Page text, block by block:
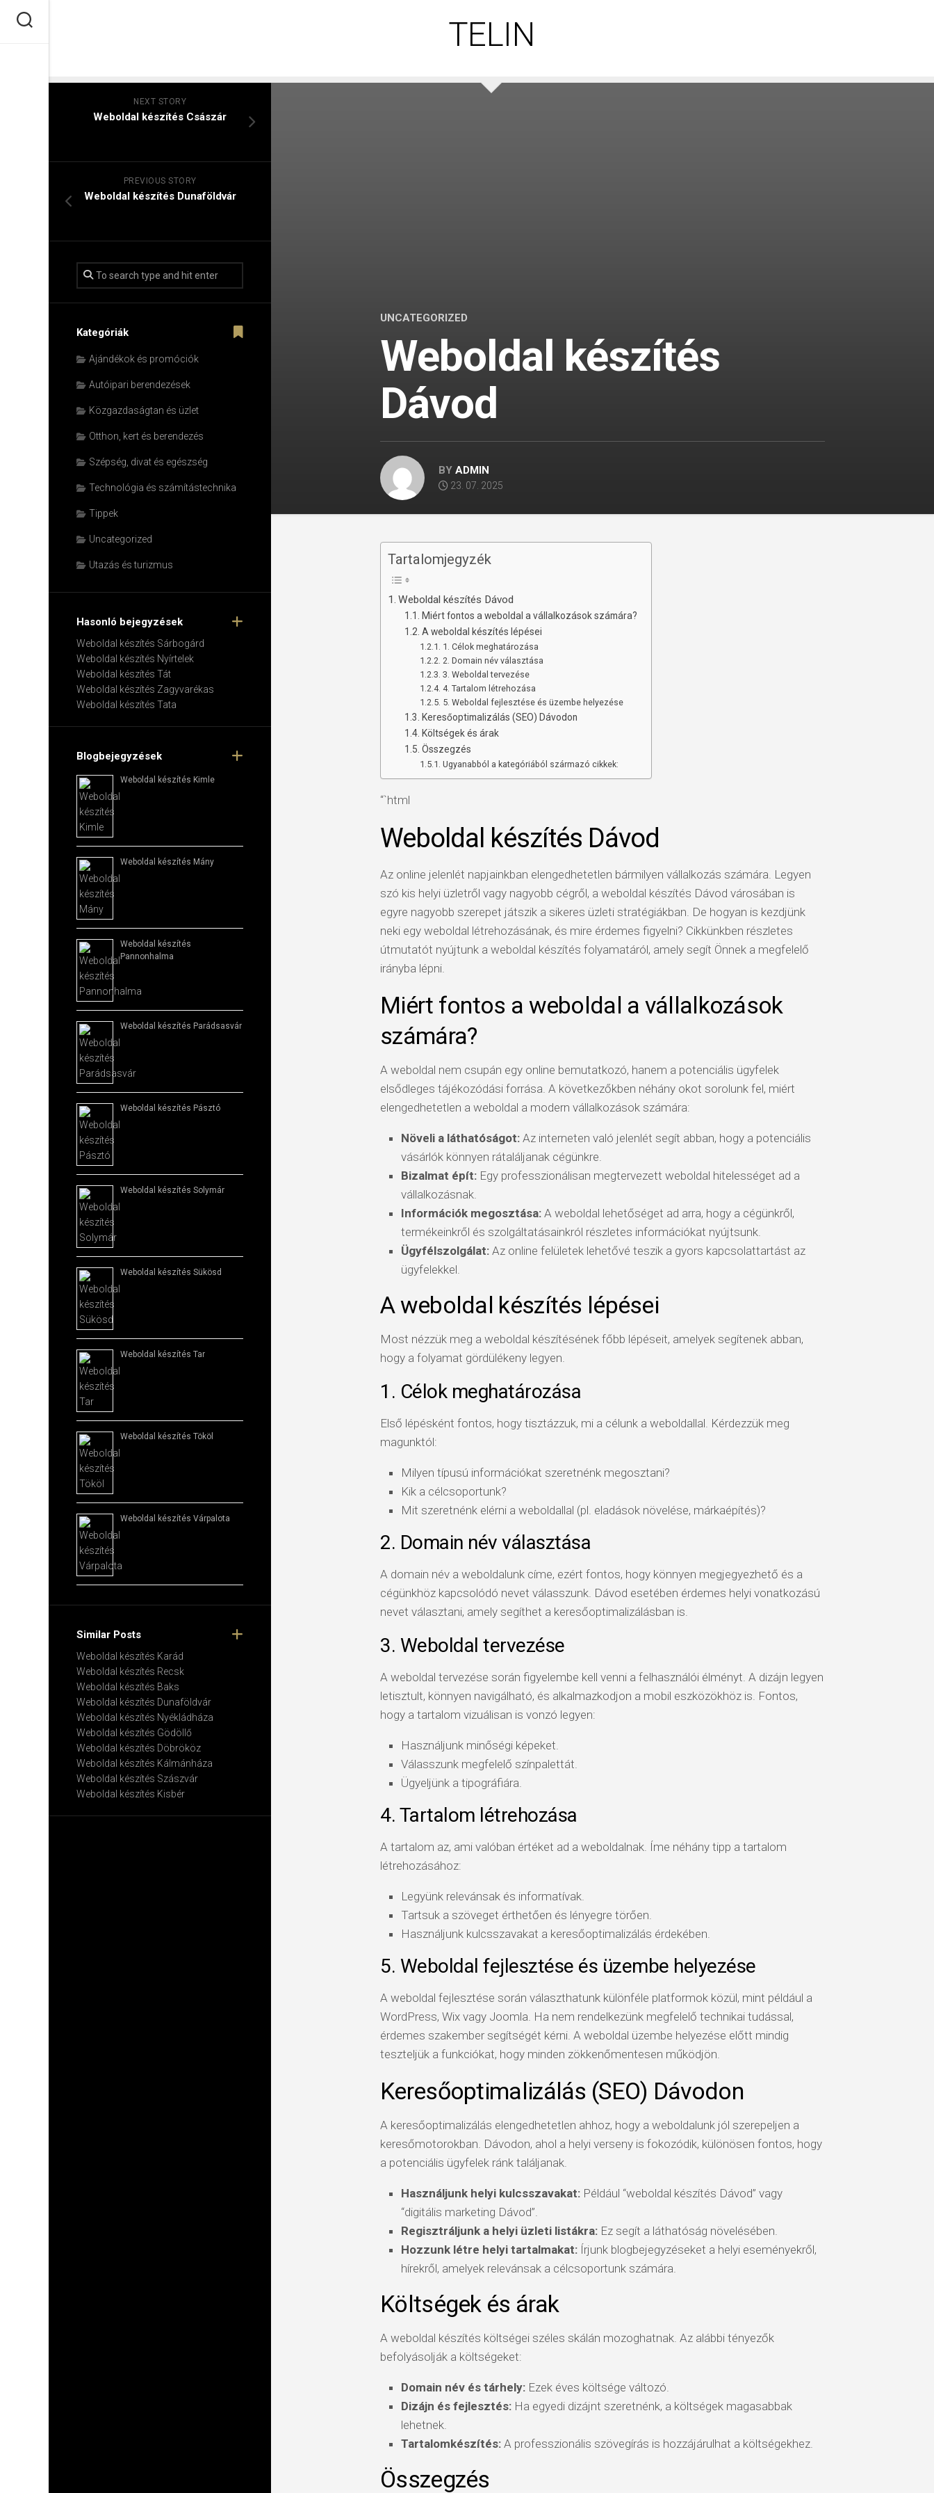
TELIN
UNCATEGORIZED
Weboldal készítés​
Dávod
BY ADMIN
23. 07. 2025
Tartalomjegyzék
Weboldal készítés Dávod
Miért fontos a weboldal a vállalkozások számára?
A weboldal készítés lépései
1. Célok meghatározása
2. Domain név választása
3. Weboldal tervezése
4. Tartalom létrehozása
5. Weboldal fejlesztése és üzembe helyezése
Keresőoptimalizálás (SEO) Dávodon
Költségek és árak
Összegzés
Ugyanabból a kategóriából származó cikkek:
“`html
Weboldal készítés Dávod
Az online jelenlét napjainkban elengedhetetlen bármilyen vállalkozás számára. Legyen
szó kis helyi üzletről vagy nagyobb cégről, a weboldal készítés Dávod városában is
egyre nagyobb szerepet játszik a sikeres üzleti stratégiákban. De hogyan is kezdjünk
neki egy weboldal létrehozásának, és mire érdemes figyelni? Cikkünkben részletes
útmutatót nyújtunk a weboldal készítés folyamatáról, amely segít Önnek a megfelelő
irányba lépni.
Miért fontos a weboldal a vállalkozások
számára?
A weboldal nem csupán egy online bemutatkozó, hanem a potenciális ügyfelek
elsődleges tájékozódási forrása. A következőkben néhány okot sorolunk fel, miért
elengedhetetlen a weboldal a modern vállalkozások számára:
Növeli a láthatóságot: Az interneten való jelenlét segít abban, hogy a potenciális
vásárlók könnyen rátaláljanak cégünkre.
Bizalmat épít: Egy professzionálisan megtervezett weboldal hitelességet ad a
vállalkozásnak.
Információk megosztása: A weboldal lehetőséget ad arra, hogy a cégünkről,
termékeinkről és szolgáltatásainkról részletes információkat nyújtsunk.
Ügyfélszolgálat: Az online felületek lehetővé teszik a gyors kapcsolattartást az
ügyfelekkel.
A weboldal készítés lépései
Most nézzük meg a weboldal készítésének főbb lépéseit, amelyek segítenek abban,
hogy a folyamat gördülékeny legyen.
1. Célok meghatározása
Első lépésként fontos, hogy tisztázzuk, mi a célunk a weboldallal. Kérdezzük meg
magunktól:
Milyen típusú információkat szeretnénk megosztani?
Kik a célcsoportunk?
Mit szeretnénk elérni a weboldallal (pl. eladások növelése, márkaépítés)?
2. Domain név választása
A domain név a weboldalunk címe, ezért fontos, hogy könnyen megjegyezhető és a
cégünkhöz kapcsolódó nevet válasszunk. Dávod esetében érdemes helyi vonatkozású
nevet választani, amely segíthet a keresőoptimalizálásban is.
3. Weboldal tervezése
A weboldal tervezése során figyelembe kell venni a felhasználói élményt. A dizájn legyen
letisztult, könnyen navigálható, és alkalmazkodjon a mobil eszközökhöz is. Fontos,
hogy a tartalom vizuálisan is vonzó legyen:
Használjunk minőségi képeket.
Válasszunk megfelelő színpalettát.
Ügyeljünk a tipográfiára.
4. Tartalom létrehozása
A tartalom az, ami valóban értéket ad a weboldalnak. Íme néhány tipp a tartalom
létrehozásához:
Legyünk relevánsak és informatívak.
Tartsuk a szöveget érthetően és lényegre törően.
Használjunk kulcsszavakat a keresőoptimalizálás érdekében.
5. Weboldal fejlesztése és üzembe helyezése
A weboldal fejlesztése során választhatunk különféle platformok közül, mint például a
WordPress, Wix vagy Joomla. Ha nem rendelkezünk megfelelő technikai tudással,
érdemes szakember segítségét kérni. A weboldal üzembe helyezése előtt mindig
teszteljük a funkciókat, hogy minden zökkenőmentesen működjön.
Keresőoptimalizálás (SEO) Dávodon
A keresőoptimalizálás elengedhetetlen ahhoz, hogy a weboldalunk jól szerepeljen a
keresőmotorokban. Dávodon, ahol a helyi verseny is fokozódik, különösen fontos, hogy
a potenciális ügyfelek ránk találjanak.
Használjunk helyi kulcsszavakat: Például “weboldal készítés Dávod” vagy
“digitális marketing Dávod”.
Regisztráljunk a helyi üzleti listákra: Ez segít a láthatóság növelésében.
Hozzunk létre helyi tartalmakat: Írjunk blogbejegyzéseket a helyi eseményekről,
hírekről, amelyek relevánsak a célcsoportunk számára.
Költségek és árak
A weboldal készítés költségei széles skálán mozoghatnak. Az alábbi tényezők
befolyásolják a költségeket:
Domain név és tárhely: Ezek éves költsége változó.
Dizájn és fejlesztés: Ha egyedi dizájnt szeretnénk, a költségek magasabbak
lehetnek.
Tartalomkészítés: A professzionális szövegírás is hozzájárulhat a költségekhez.
Összegzés
NEXT STORY
Weboldal készítés​ Császár
PREVIOUS STORY
Weboldal készítés​ Dunaföldvár
Kategóriák
Ajándékok és promóciók
Autóipari berendezések
Közgazdaságtan és üzlet
Otthon, kert és berendezés
Szépség, divat és egészség
Technológia és számítástechnika
Tippek
Uncategorized
Utazás és turizmus
Hasonló bejegyzések
Weboldal készítés​ Sárbogárd
Weboldal készítés​ Nyírtelek
Weboldal készítés​ Tát
Weboldal készítés​ Zagyvarékas
Weboldal készítés​ Tata
Blogbejegyzések
Weboldal készítés​ Kimle
Weboldal készítés​ Mány
Weboldal készítés​
Pannonhalma
Weboldal készítés​ Parádsasvár
Weboldal készítés​ Pásztó
Weboldal készítés​ Solymár
Weboldal készítés​ Sükösd
Weboldal készítés​ Tar
Weboldal készítés​ Tököl
Weboldal készítés​ Várpalota
Similar Posts
Weboldal készítés​ Karád
Weboldal készítés​ Recsk
Weboldal készítés​ Baks
Weboldal készítés​ Dunaföldvár
Weboldal készítés​ Nyékládháza
Weboldal készítés​ Gödöllő
Weboldal készítés​ Döbrököz
Weboldal készítés​ Kálmánháza
Weboldal készítés​ Szászvár
Weboldal készítés​ Kisbér